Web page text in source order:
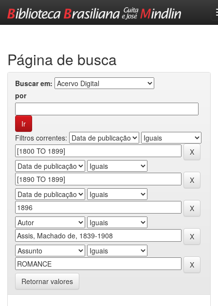
Página de busca
Buscar em:
por
Filtros correntes:
Retornar valores